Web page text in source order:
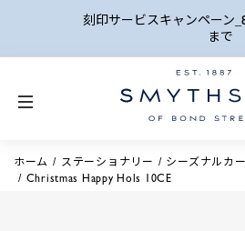
刻印サービスキャンペーン_8
まで
ホーム ステーショナリー
シーズナルカ
Christmas Happy Hols 10CE